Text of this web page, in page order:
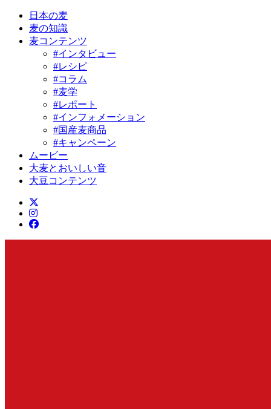
日本の麦
麦の知識
麦コンテンツ
#インタビュー
#レシピ
#コラム
#麦学
#レポート
#インフォメーション
#国産麦商品
#キャンペーン
ムービー
大麦とおいしい音
大豆コンテンツ